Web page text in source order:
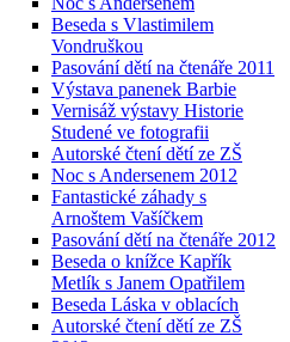
Beseda s Vlastimilem
Vondruškou
Pasování dětí na čtenáře 2011
Výstava panenek Barbie
Vernisáž výstavy Historie
Studené ve fotografii
Autorské čtení dětí ze ZŠ
Noc s Andersenem 2012
Fantastické záhady s
Arnoštem Vašíčkem
Pasování dětí na čtenáře 2012
Beseda o knížce Kapřík
Metlík s Janem Opatřilem
Beseda Láska v oblacích
Autorské čtení dětí ze ZŠ